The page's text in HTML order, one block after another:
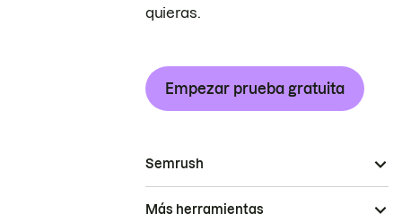
quieras.
Empezar prueba gratuita
Semrush
Más herramientas